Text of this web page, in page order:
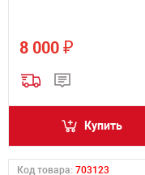
8 000 ₽
Купить
Код товара: 703123